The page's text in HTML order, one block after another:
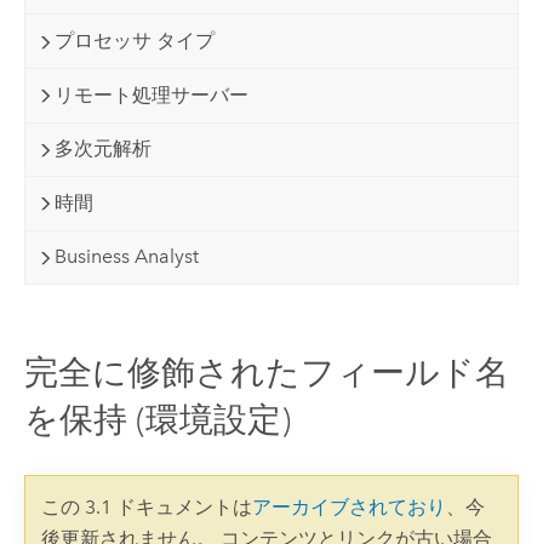
プロセッサ タイプ
リモート処理サーバー
多次元解析
時間
Business Analyst
完全に修飾されたフィールド名
を保持 (環境設定)
この 3.1 ドキュメントはアーカイブされており 、今
後更新されません。 コンテンツとリンクが古い場合